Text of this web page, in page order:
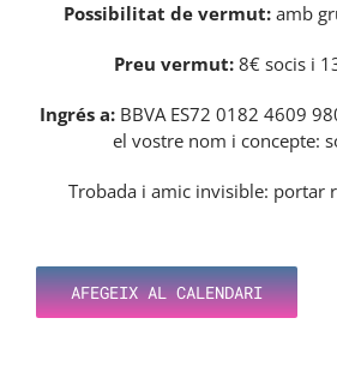
Possibilitat de vermut:amb
Preu vermut:8€ socis i
Ingrés a: BBVA ES72 0182 4609
el vostre nom i concepte:
Trobada i amic invisible: portar
AFEGEIX AL CALENDARI